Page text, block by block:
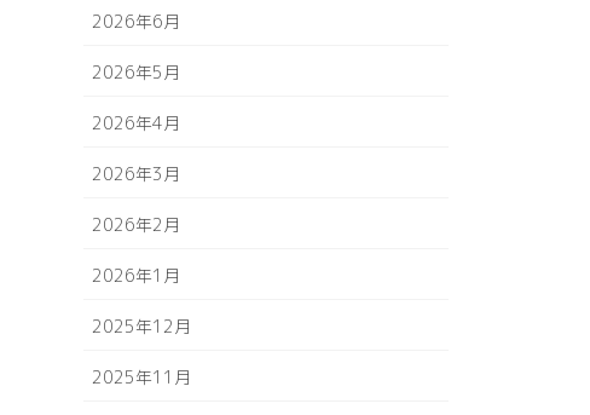
2026年6月
2026年5月
2026年4月
2026年3月
2026年2月
2026年1月
2025年12月
2025年11月